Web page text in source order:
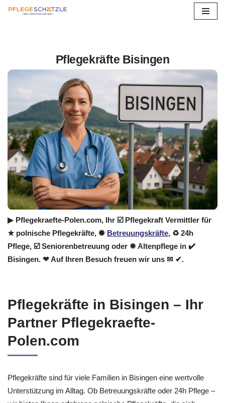
Pflegekräfte Bisingen
▶︎ Pflegekraefte-Polen.com, Ihr ☑️ Pflegekraft Vermittler für
★ polnische Pflegekräfte, ✺ Betreuungskräfte, ♻ 24h
Pflege, ☑️ Seniorenbetreuung oder ✹ Altenpflege in ✔️
Bisingen. ❤ Auf Ihren Besuch freuen wir uns ✉ ✔.
Pflegekräfte in Bisingen – Ihr
Partner Pflegekraefte-
Polen.com
Pflegekräfte sind für viele Familien in Bisingen eine wertvolle
Unterstützung im Alltag. Ob Betreuungskräfte oder 24h Pflege –